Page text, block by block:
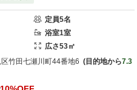
定員5名
浴室1室
広さ53㎡
竹田七瀬川町44番地6 目的地から7.3